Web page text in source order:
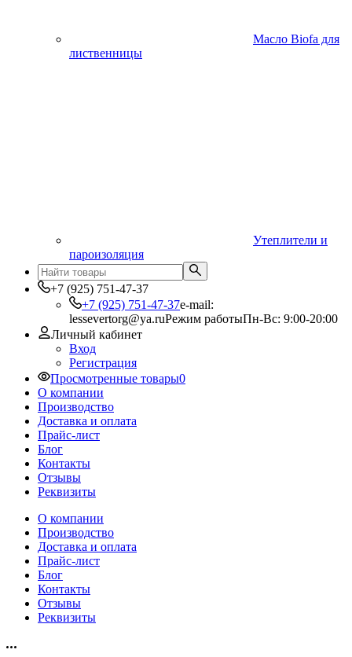
Масло Biofa для
лиственницы
Утеплители и
пароизоляция
+7 (925) 751-47-37
+7 (925) 751-47-37e-mail:
lessevertorg@ya.ruРежим работыПн-Вс: 9:00-20:00
Личный кабинет
Вход
Регистрация
Просмотренные товары0
О компании
Производство
Доставка и оплата
Прайс-лист
Блог
Контакты
Отзывы
Реквизиты
О компании
Производство
Доставка и оплата
Прайс-лист
Блог
Контакты
Отзывы
Реквизиты